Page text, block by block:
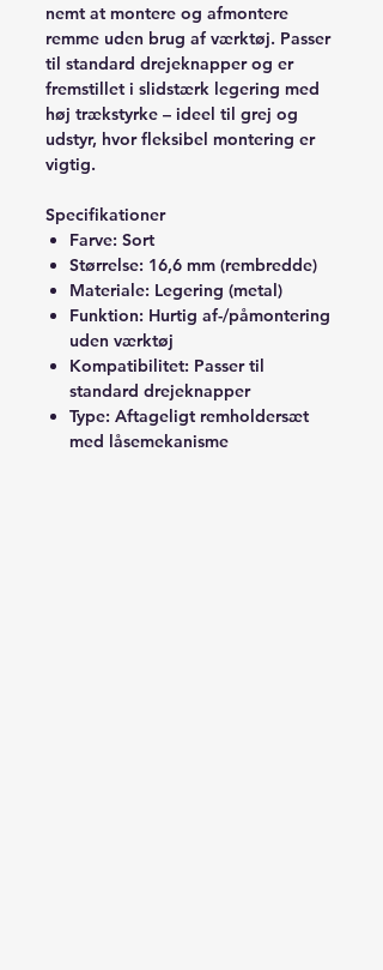
nemt at montere og afmontere
remme uden brug af værktøj. Passer
til standard drejeknapper og er
fremstillet i slidstærk legering med
høj trækstyrke – ideel til grej og
udstyr, hvor fleksibel montering er
vigtig.
Specifikationer
Farve: Sort
Størrelse: 16,6 mm (rembredde)
Materiale: Legering (metal)
Funktion: Hurtig af-/påmontering
uden værktøj
Kompatibilitet: Passer til
standard drejeknapper
Type: Aftageligt remholdersæt
med låsemekanisme